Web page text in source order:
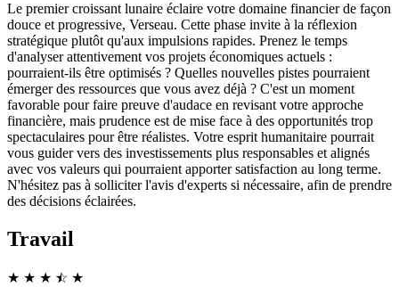
Le premier croissant lunaire éclaire votre domaine financier de façon
douce et progressive, Verseau. Cette phase invite à la réflexion
stratégique plutôt qu'aux impulsions rapides. Prenez le temps
d'analyser attentivement vos projets économiques actuels :
pourraient-ils être optimisés ? Quelles nouvelles pistes pourraient
émerger des ressources que vous avez déjà ? C'est un moment
favorable pour faire preuve d'audace en revisant votre approche
financière, mais prudence est de mise face à des opportunités trop
spectaculaires pour être réalistes. Votre esprit humanitaire pourrait
vous guider vers des investissements plus responsables et alignés
avec vos valeurs qui pourraient apporter satisfaction au long terme.
N'hésitez pas à solliciter l'avis d'experts si nécessaire, afin de prendre
des décisions éclairées.
Travail
★ ★ ★ ☆
★ ★